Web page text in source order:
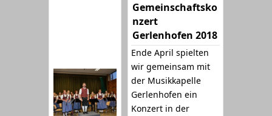
Gemeinschaftsko
nzert
Gerlenhofen 2018
Ende April spielten
wir gemeinsam mit
der Musikkapelle
Gerlenhofen ein
Konzert in der